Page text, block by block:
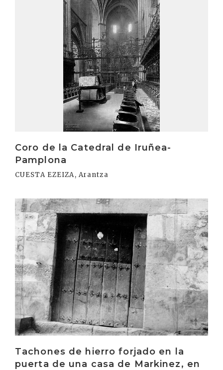
Coro de la Catedral de Iruñea-
Pamplona
CUESTA EZEIZA, Arantza
Tachones de hierro forjado en la
puerta de una casa de Markinez, en
Irakurri